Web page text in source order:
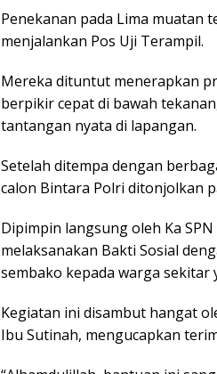
​Penekanan pada Lima muatan
menjalankan Pos Uji Terampil.
Mereka dituntut menerapkan
berpikir cepat di bawah
tantangan nyata di lapangan.
​Setelah ditempa dengan
calon Bintara Polri ditonjolkan
Dipimpin langsung oleh Ka
melaksanakan Bakti Sosial
sembako kepada warga sekitar
​Kegiatan ini disambut hangat
Ibu Sutinah, mengucapkan